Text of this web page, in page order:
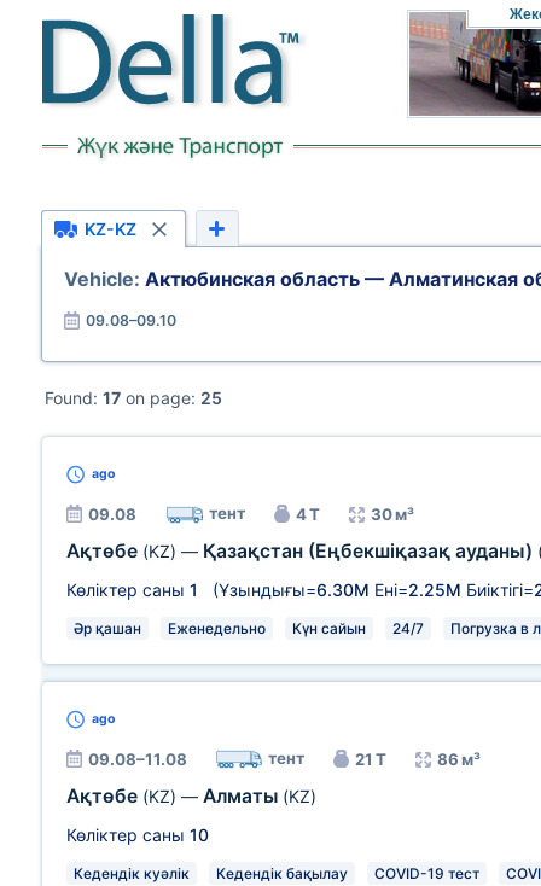
KZ-KZ
Vehicle: Актюбинская область — Алматинская
09.08–09.10
Found: 17on page: 25
ago
09.08 тент 4 Т 30 м³
Ақтөбе (KZ) — Қазақстан (Еңбекшіқазақ ауданы)
Көліктер саны 1 (Ұзындығы=6.30М Ені=2.25М Биіктігі=
Әр қашан Еженедельно Күн сайын 24/7 Погрузка в
ago
09.08–11.08 тент 21 Т 86 м³
Ақтөбе (KZ) — Алматы (KZ)
Көліктер саны 10
Кедендік куәлік Кедендік бақылау COVID-19 тест